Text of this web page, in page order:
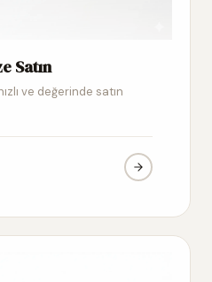
Satın
ve değerinde satın